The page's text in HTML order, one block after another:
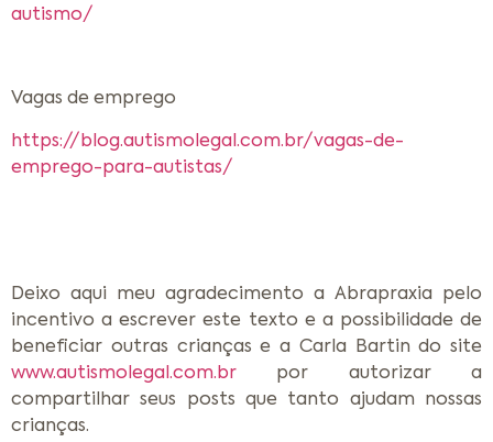
autismo/
Vagas de emprego
https://blog.autismolegal.com.br/vagas-de-
emprego-para-autistas/
Deixo aqui meu agradecimento a Abrapraxia pelo
incentivo a escrever este texto e a possibilidade de
beneficiar outras crianças e a Carla Bartin do site
www.autismolegal.com.br por autorizar a
compartilhar seus posts que tanto ajudam nossas
crianças.